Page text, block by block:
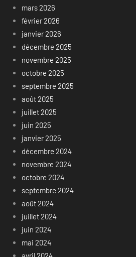
mars 2026
février 2026
janvier 2026
décembre 2025
novembre 2025
octobre 2025
septembre 2025
août 2025
juillet 2025
juin 2025
janvier 2025
décembre 2024
novembre 2024
octobre 2024
septembre 2024
août 2024
juillet 2024
juin 2024
mai 2024